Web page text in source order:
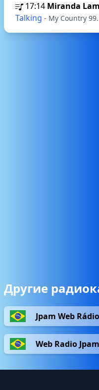
17:14 Miranda
Talking - My Country
Другие
Jpam Web Rádio
Web Radio